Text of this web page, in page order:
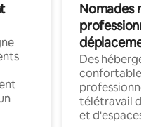
Nomades
déplacement
Des
confortables
professionnels
télétravail
et d'espaces